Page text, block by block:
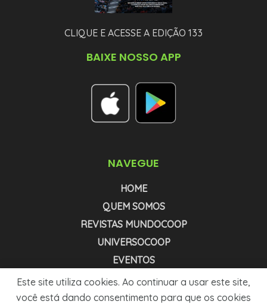
CLIQUE E ACESSE A EDIÇÃO 133
BAIXE NOSSO APP
NAVEGUE
HOME
QUEM SOMOS
REVISTAS MUNDOCOOP
UNIVERSOCOOP
EVENTOS
NEWSLETTER COOPNEWS
NEWSLETTER AGRONEWS
Este site utiliza cookies. Ao continuar a usar este site,
você está dando consentimento para que os cookies